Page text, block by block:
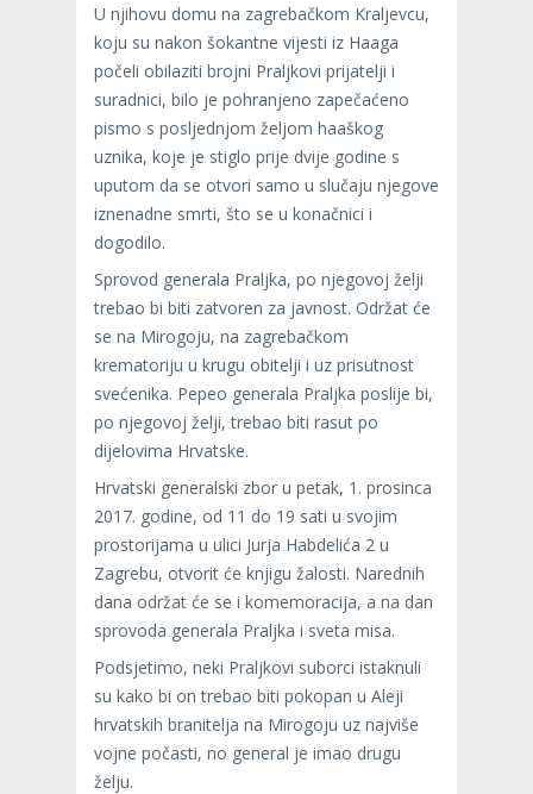
U njihovu domu na zagrebačkom Kraljevcu,
koju su nakon šokantne vijesti iz Haaga
počeli obilaziti brojni Praljkovi prijatelji i
suradnici, bilo je pohranjeno zapečaćeno
pismo s posljednjom željom haaškog
uznika, koje je stiglo prije dvije godine s
uputom da se otvori samo u slučaju njegove
iznenadne smrti, što se u konačnici i
dogodilo.
Sprovod generala Praljka, po njegovoj želji
trebao bi biti zatvoren za javnost. Održat će
se na Mirogoju, na zagrebačkom
krematoriju u krugu obitelji i uz prisutnost
svećenika. Pepeo generala Praljka poslije bi,
po njegovoj želji, trebao biti rasut po
dijelovima Hrvatske.
Hrvatski generalski zbor u petak, 1. prosinca
2017. godine, od 11 do 19 sati u svojim
prostorijama u ulici Jurja Habdelića 2 u
Zagrebu, otvorit će knjigu žalosti. Narednih
dana održat će se i komemoracija, a na dan
sprovoda generala Praljka i sveta misa.
Podsjetimo, neki Praljkovi suborci istaknuli
su kako bi on trebao biti pokopan u Aleji
hrvatskih branitelja na Mirogoju uz najviše
vojne počasti, no general je imao drugu
želju.